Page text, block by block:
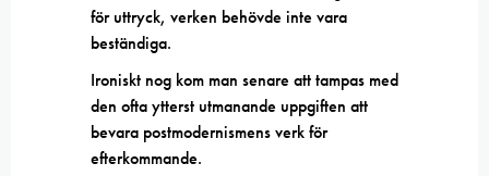
för uttryck, verken behövde inte vara
beständiga.
Ironiskt nog kom man senare att tampas med
den ofta ytterst utmanande uppgiften att
bevara postmodernismens verk för
efterkommande.